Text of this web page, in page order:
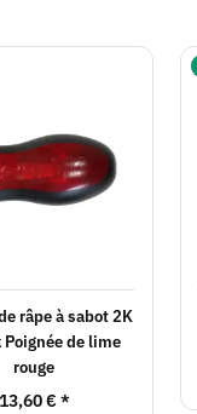
râpe à sabot 2K
Poignée de lime
rouge
13,60 € *